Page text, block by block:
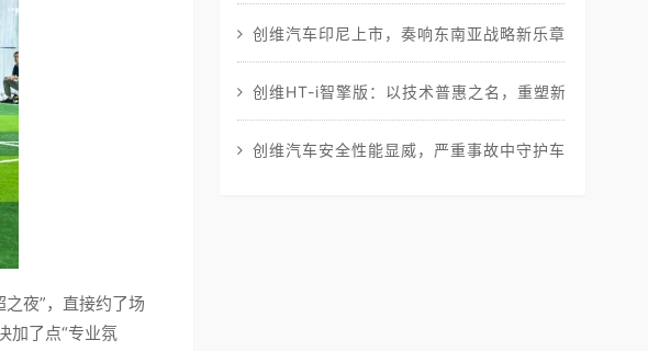
夜”，直接约了场
加了点“专业氛
创维汽车印尼上市，奏响东南亚战略新乐章
创维HT-i智擎版：以技术普惠之名，重塑新能源SUV
创维汽车安全性能显威，严重事故中守护车主平安